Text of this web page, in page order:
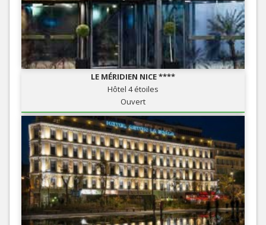
LE MÉRIDIEN NICE ****
Hôtel 4 étoiles
Ouvert